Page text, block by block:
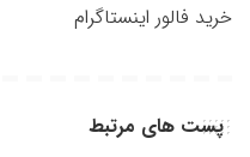
خرید فالور اینستاگرام
پست های مرتبط